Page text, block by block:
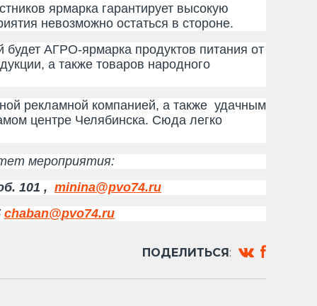
ярмарка гарантирует высокую
невозможно остаться в стороне.
АГРО-ярмарка продуктов питания от
а также товаров народного
рекламной компанией, а также удачным
центре Челябинска. Сюда легко
мероприятия:
101 , minina@pvo74.ru
chaban@pvo74.ru
ПОДЕЛИТЬСЯ: